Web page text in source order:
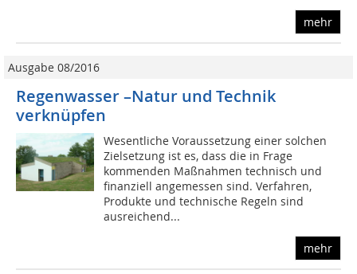
mehr
Ausgabe 08/2016
Regenwasser –Natur und Technik
verknüpfen
Wesentliche Voraussetzung einer solchen
Zielsetzung ist es, dass die in Frage
kommenden Maßnahmen technisch und
finanziell angemessen sind. Verfahren,
Produkte und technische Regeln sind
ausreichend...
mehr